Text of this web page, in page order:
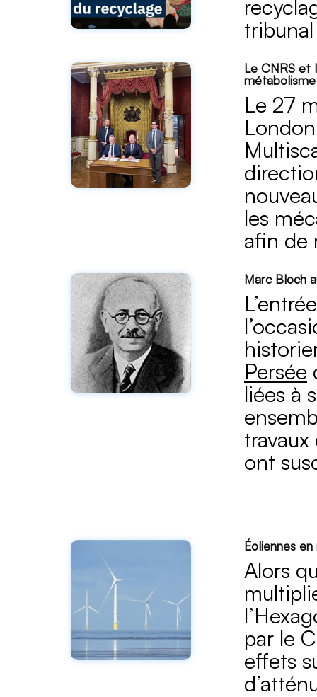
Le CNRS et
métabolisme
Le 27
les
afin de
Marc Bloch
Persée
liées à
ont
Éoliennes
Alors
par le
effets